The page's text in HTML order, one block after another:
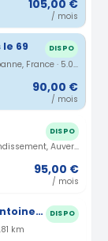
105,00 €
/ mois
69 DISPO
64 Rue Du 4 Août 1789, 69100 Villeurbanne, France · 5.01 km
90,00 €
/ mois
DISPO
18 Rue Paul Cazeneuve, Lyon 8e Arrondissement, Auvergne-Rhône-Alpes, France · 2.4 km
95,00 €
/ mois
Location parking Lyon rue Antoine Lumière (69) DISPO
km